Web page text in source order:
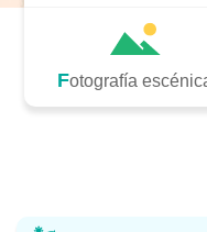
Fotografía